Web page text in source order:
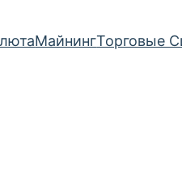
МайнингТорговые